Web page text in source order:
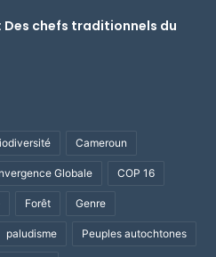
chefs traditionnels du
Cameroun
Globale COP 16
Forêt Genre
paludisme Peuples autochtones